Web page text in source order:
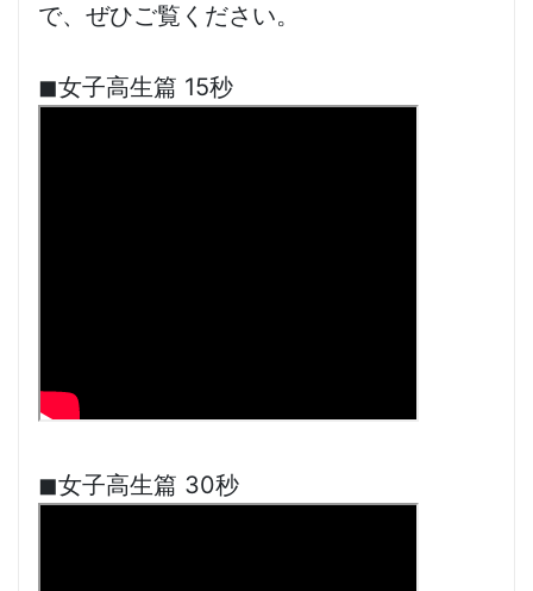
で、ぜひご覧ください。
◼︎女子高生篇 15秒
◼︎女子高生篇 30秒